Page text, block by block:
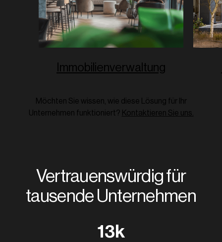
Immobilienverwaltung
Möchten Sie wissen, wie diese Lösung für Ihr
Unternehmen funktioniert? Kontaktieren Sie uns.
Vertrauenswürdig für
tausende Unternehmen
13k